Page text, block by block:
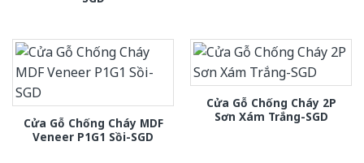
Cửa Gỗ Chống Cháy MDF
Veneer P1G1 Sồi-SGD
Cửa Gỗ Chống Cháy 2P
Sơn Xám Trắng-SGD